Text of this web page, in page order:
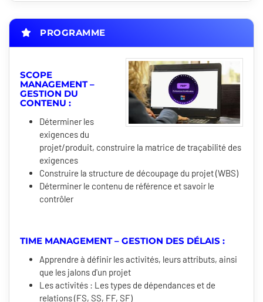
PROGRAMME
SCOPE
MANAGEMENT –
GESTION DU
CONTENU :
Déterminer les
exigences du
projet/produit, construire la matrice de traçabilité des
exigences
Construire la structure de découpage du projet (WBS)
Déterminer le contenu de référence et savoir le
contrôler
TIME MANAGEMENT – GESTION DES DÉLAIS :
Apprendre à définir les activités, leurs attributs, ainsi
que les jalons d'un projet
Les activités : Les types de dépendances et de
relations (FS, SS, FF, SF)